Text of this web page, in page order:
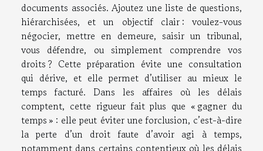
documents associés. Ajoutez une liste de questions,
hiérarchisées, et un objectif clair : voulez-vous
négocier, mettre en demeure, saisir un tribunal,
vous défendre, ou simplement comprendre vos
droits ? Cette préparation évite une consultation
qui dérive, et elle permet d’utiliser au mieux le
temps facturé. Dans les affaires où les délais
comptent, cette rigueur fait plus que « gagner du
temps » : elle peut éviter une forclusion, c’est-à-dire
la perte d’un droit faute d’avoir agi à temps,
notamment dans certains contentieux où les délais